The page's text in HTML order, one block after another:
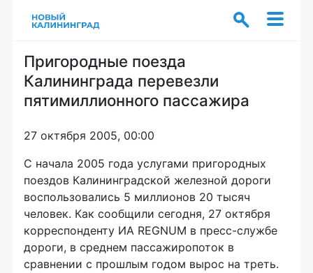
Пригородные поезда
Калининграда перевезли
пятимиллионного пассажира
27 октября 2005, 00:00
С начала 2005 года услугами пригородных
поездов Калининградской железной дороги
воспользовались 5 миллионов 20 тысяч
человек. Как сообщили сегодня, 27 октября
корреспонденту ИА REGNUM в пресс-службе
дороги, в среднем пассажиропоток в
сравнении с прошлым годом вырос на треть.